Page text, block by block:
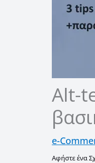
Alt-
e-
Αφήστε ένα